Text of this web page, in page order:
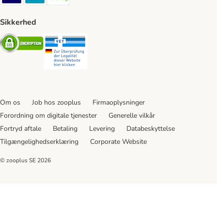
Sikkerhed
Security
Om os Job hos zooplus
Firmaoplysninger
Forordning om digitale tjenester
Generelle vilkår
Fortryd aftale
Betaling Levering
Databeskyttelse
Tilgængelighedserklæring
Corporate Website
© zooplus SE 2026